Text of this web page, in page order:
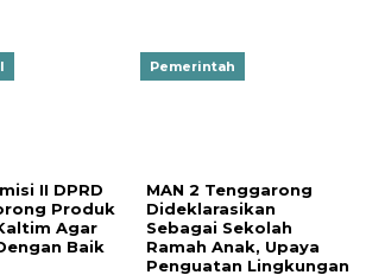
II DPRD
Produk
Agar
Baik
Pemerintah
MAN 2 Tenggarong
Dideklarasikan
Sebagai Sekolah
Ramah Anak, Upaya
Penguatan Lingkungan